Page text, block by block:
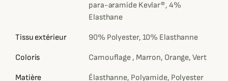
para-aramide Kevlar®, 4%
Elasthane
Tissu extérieur 90% Polyester, 10% Elasthanne
Coloris Camouflage , Marron, Orange, Vert
Matière Élasthanne, Polyamide, Polyester